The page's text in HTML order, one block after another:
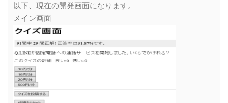
以下、現在の開発画面になります。
メイン画面